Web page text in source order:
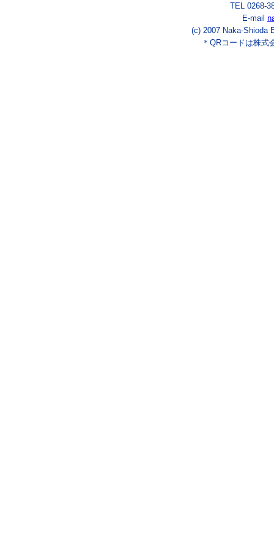
TEL 0268-
E-mail
(c) 2007 Naka-Shioda
＊QRコードは株式